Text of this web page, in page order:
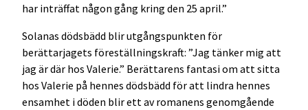
har inträffat någon gång kring den 25 april.”
Solanas dödsbädd blir utgångspunkten för
berättarjagets föreställningskraft: ”Jag tänker mig att
jag är där hos Valerie.” Berättarens fantasi om att sitta
hos Valerie på hennes dödsbädd för att lindra hennes
ensamhet i döden blir ett av romanens genomgående